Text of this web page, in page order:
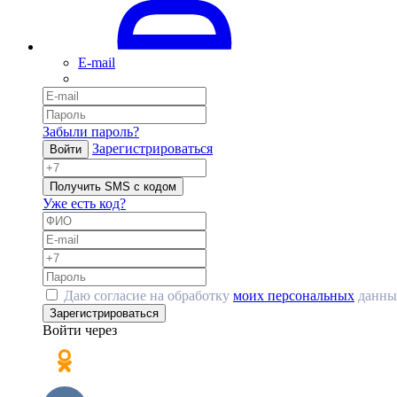
E-mail
Забыли пароль?
Войти Зарегистрироваться
Получить SMS с кодом
Уже есть код?
Даю согласие на обработку моих персональных
Зарегистрироваться
Войти через